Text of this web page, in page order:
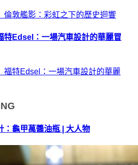
特Edsel：一場汽車設計的華麗冒
：龜甲萬醬油瓶 | 大人物